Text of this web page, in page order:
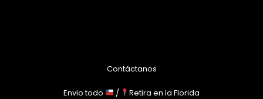
Contáctanos
Envio todo / Retira en la Florida